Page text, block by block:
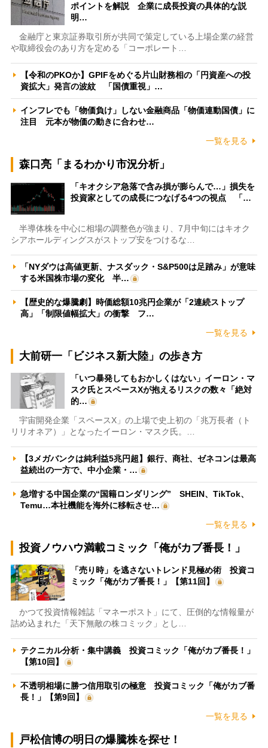
ポイントを解説 企業に成長投資の具体的な説
明…
金融庁と東京証券取引所が共同で策定している上場企業の経営
や取締役会のあり方を定める「コーポレート…
【令和のPKOか】GPIFをめぐる片山財務相の「円資産への投
資拡大」発言の波紋 「国債重視」…
インフレでも「物価負け」しない金融商品「物価連動国債」に
注目 元本が物価の動きに合わせ…
一覧を見る
森口亮「まるわかり市況分析」
「キオクシア急落で含み損が膨らんで…」損失を
投資家としての成長につなげる4つの視点 「…
半導体株を中心に相場の調整色が強まり、7月中旬にはキオク
シアホールディングスがストップ安をつけるな…
「NYダウは高値更新、ナスダック・S&P500は足踏み」が意味
する米国株市場の変化 半…
【歴史的な爆騰劇】時価総額10兆円企業が「2連続ストップ
高」「制限値幅拡大」の衝撃 フ…
一覧を見る
大前研一「ビジネス新大陸」の歩き方
「いつ暴発してもおかしくはない」イーロン・マ
スク氏とスペースXが抱えるリスクの数々「絶対
的…
宇宙開発企業「スペースX」の上場で史上初の「兆万長者（ト
リリオネア）」となったイーロン・マスク氏。…
【3メガバンクは純利益5兆円超】銀行、商社、ゼネコンは最高
益続出の一方で、中小企業・…
急増する中国企業の“国籍ロンダリング” SHEIN、TikTok、
Temu…本社機能を海外に移転させ…
一覧を見る
投資ノウハウ満載コミック「俺がカブ番長！」
「売り時」を逃さないトレンド見極め術 投資コ
ミック「俺がカブ番長！」【第11回】
かつて投資情報雑誌「マネーポスト」にて、圧倒的な情報量が
詰め込まれた「天下無敵の株コミック」とし…
テクニカル分析・集中講義 投資コミック「俺がカブ番長！」
【第10回】
不透明相場に勝つ信用取引の極意 投資コミック「俺がカブ番
長！」【第9回】
一覧を見る
戸松信博の明日の爆騰株を探せ！